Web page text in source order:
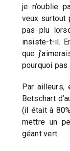
je n’oublie
veux surtout
pas plu
insiste-t-il.
que
pourquoi pas
Par ailleurs,
Betschart
(il était à
mettre un
géant vert.